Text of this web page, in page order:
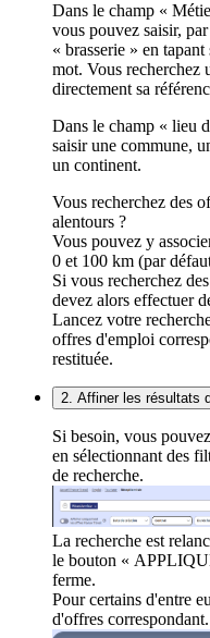
Dans le champ «
vous pouvez saisir,
« brasserie » en
mot. Vous recherchez
directement sa
Dans le champ « lieu
saisir une commune,
un continent.
Vous recherchez des
alentours ?
Vous pouvez y
0 et 100 km (par
Si vous recherchez
devez alors effectuer
Lancez votre
offres d'emploi
restituée.
2. Affiner les résultats
Si besoin, vous
en sélectionnant des
de recherche.
La recherche est
le bouton «
ferme.
Pour certains d'entre
d'offres correspondant.